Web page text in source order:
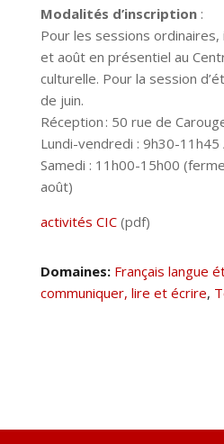
Modalités d’inscription :
Pour les sessions
et août en présentiel au
culturelle. Pour la session
de juin.
Réception : 50 rue de
Lundi-vendredi : 9h30-
Samedi : 11h00-15h00
août)
activités CIC(pdf)
Domaines: Français langue
communiquer, lire et écrire,